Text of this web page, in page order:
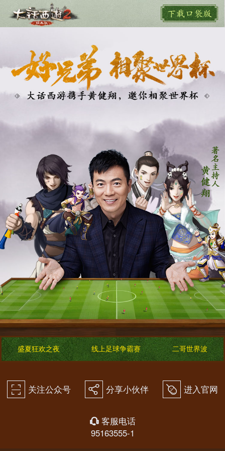
盛夏狂欢之夜 线上足球争霸赛 二哥世界波
򰀁 关注公众号 򰀂 分享小伙伴 򰀄 进入官网
򰀃 客服电话
95163555-1